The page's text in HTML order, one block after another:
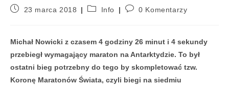
23 marca 2018 Info 0 Komentarzy
Michał Nowicki z czasem 4 godziny 26 minut i 4 sekundy
przebiegł wymagający maraton na Antarktydzie. To był
ostatni bieg potrzebny do tego by skompletować tzw.
Koronę Maratonów Świata, czyli biegi na siedmiu